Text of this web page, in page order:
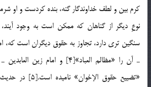
كرم بين و لطف خداوندگار گنه، بنده كردست و او شرمسار[3] ج) حقّ
نوعِ ديگر از گناهان كه ممكن است به وجود آيند،
سنگين تري دارد، تجاوز به حقوق ديگران است كه،
ـ آن را «مظالم العباد»[4] و امام
«تضييع حقوق